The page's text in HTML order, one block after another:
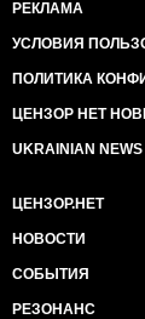
РЕКЛАМА
УСЛОВИЯ
ПОЛИТИКА
ЦЕНЗОР НЕТ
UKRAINIAN NEWS
ЦЕНЗОР.НЕТ
НОВОСТИ
СОБЫТИЯ
РЕЗОНАНС